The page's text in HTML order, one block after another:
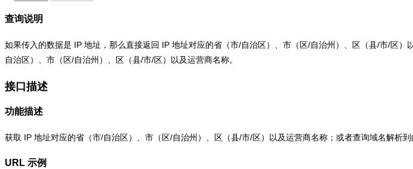
查询说明
如果传入的数据是 IP 地址，那么直接返回 IP 地址对应的省（市/自治区）、市（区/自治州）、区（县/市/区
自治区）、市（区/自治州）、区（县/市/区）以及运营商名称。
接口描述
功能描述
获取 IP 地址对应的省（市/自治区）、市（区/自治州）、区（县/市/区）以及运营商名称；或者查询域名解析
URL 示例